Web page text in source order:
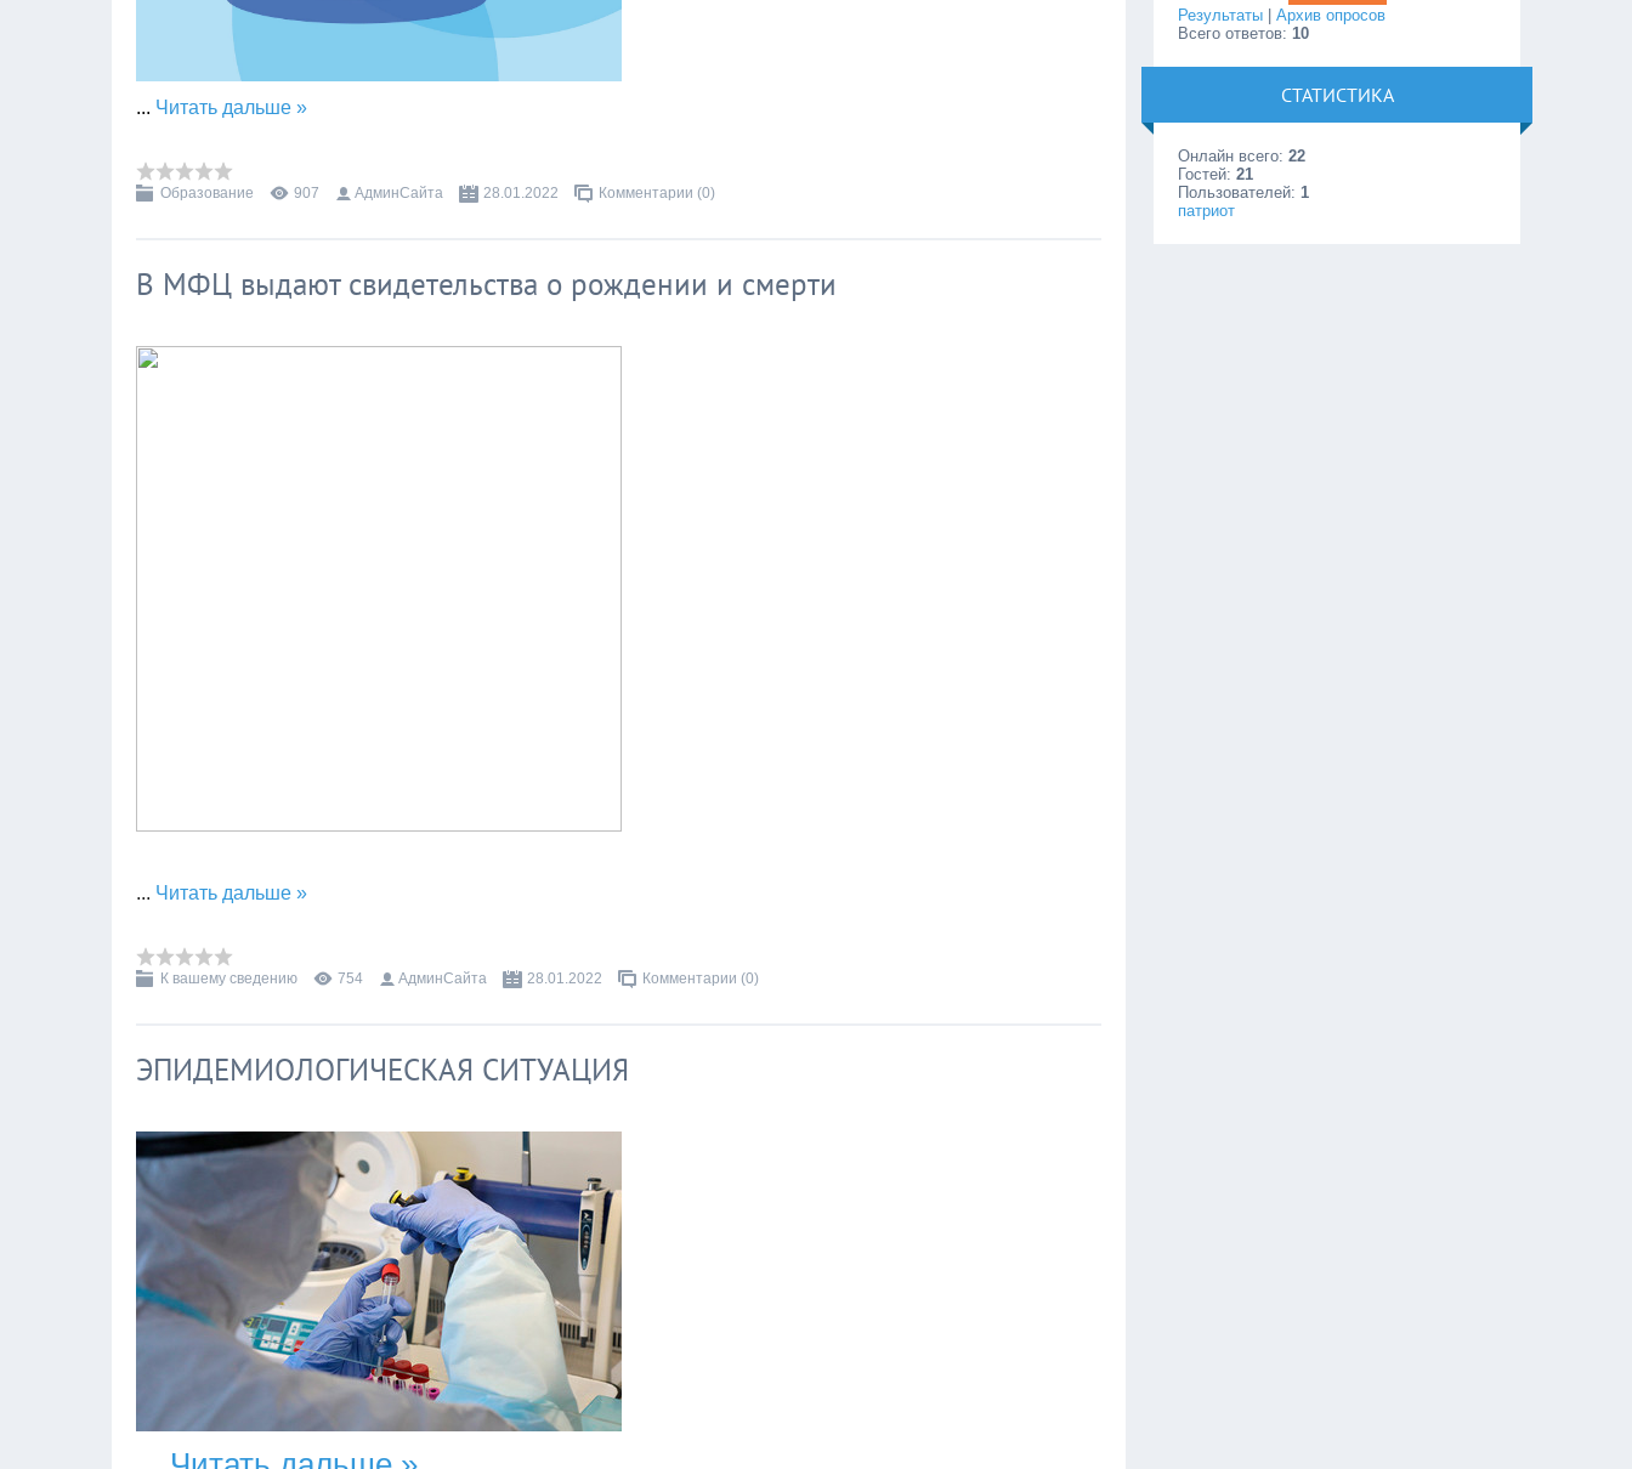
... Читать дальше »
Образование 907 АдминСайта 28.01.2022 Комментарии (0)
В МФЦ выдают свидетельства о рождении и смерти
... Читать дальше »
К вашему сведению 754 АдминСайта 28.01.2022 Комментарии (0)
ЭПИДЕМИОЛОГИЧЕСКАЯ СИТУАЦИЯ
Результаты |Архив опросов
Всего ответов:10
СТАТИСТИКА
Онлайн всего:22
Гостей:21
Пользователей:1
патриот